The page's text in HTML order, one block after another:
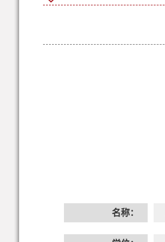
名称：